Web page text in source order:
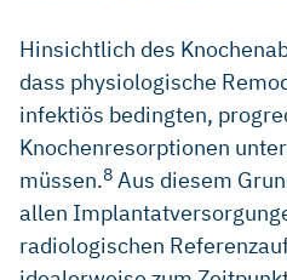
Update zur Epidemiologie,
und Therapie. Quintessenz
(Übersichtsartikel)
Lang N P et al. Periimplant
Consensus of the Seventh
Periodontology. Journal of
Suppl 11 (2011): 178–81.
Ratka C et al. The Effect of In
Biofilm-Contaminated Implant
Hinsichtlich des
dass physiologische
infektiös bedingten,
Knochenresorptionen
müssen.8 Aus diesem
allen
radiologischen